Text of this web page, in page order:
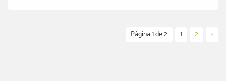
Página 1 de 2 1 2 »